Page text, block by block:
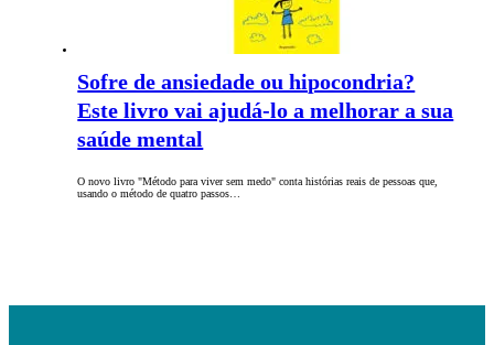
Sofre de ansiedade ou hipocondria?
Este livro vai ajudá-lo a melhorar a sua
saúde mental
O novo livro "Método para viver sem medo" conta histórias reais de pessoas que,
usando o método de quatro passos…